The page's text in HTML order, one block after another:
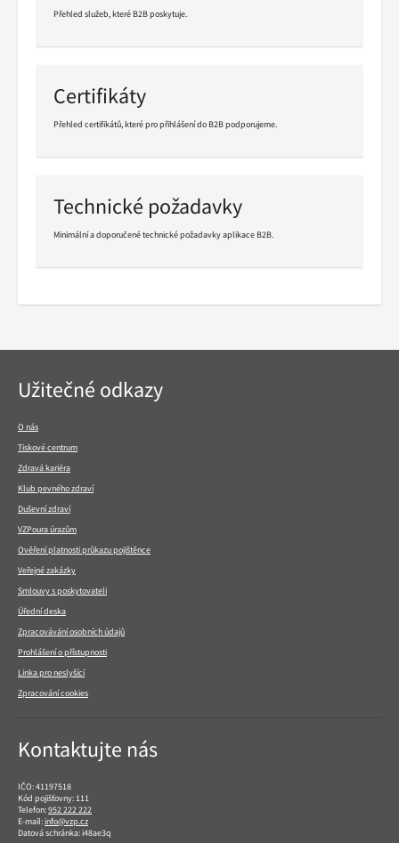
Přehled služeb, které B2B poskytuje.
Certifikáty
Přehled certifikátů, které pro přihlášení do B2B podporujeme.
Technické požadavky
Minimální a doporučené technické požadavky aplikace B2B.
Navigace
v
Užitečné odkazy
O nás
Tiskové centrum
Zdravá kariéra
Klub pevného zdraví
Duševní zdraví
VZPoura úrazům
Ověření platnosti průkazu pojištěnce
Veřejné zakázky
Smlouvy s poskytovateli
Úřední deska
Zpracovávání osobních údajů
Prohlášení o přístupnosti
Linka pro neslyšící
Zpracování cookies
Kontaktujte nás
IČO: 41197518
Kód pojišťovny: 111
Telefon:952 222 222
E-mail:info@vzp.cz
Datová schránka: i48ae3q